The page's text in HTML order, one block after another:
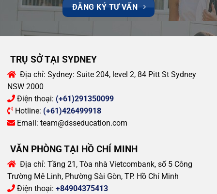
ĐĂNG KÝ TƯ VẤN
TRỤ SỞ TẠI SYDNEY
Địa chỉ: Sydney: Suite 204, level 2, 84 Pitt St Sydney
NSW 2000
Điện thoại: (+61)291350099
Hotline: (+61)426499918
Email: team@dsseducation.com
VĂN PHÒNG TẠI HỒ CHÍ MINH
Địa chỉ: Tầng 21, Tòa nhà Vietcombank, số 5 Công
Trường Mê Linh, Phường Sài Gòn, TP. Hồ Chí Minh
Điện thoại: +84904375413